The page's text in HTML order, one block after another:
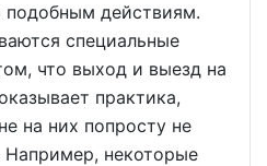
подобным действиям.
специальные
что выход и выезд на
практика,
на них попросту не
некоторые